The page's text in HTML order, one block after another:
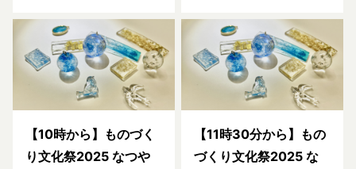
【10時から】ものづく
り文化祭2025 なつや
【11時30分から】もの
づくり文化祭2025 な